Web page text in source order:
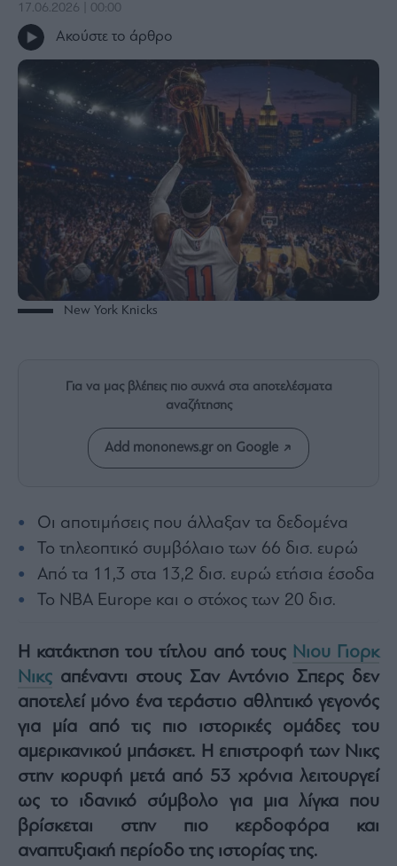
301
My
Story
Media
Winners
Επι-
θετικά
ESG
Today
Mononews2030
Άρθρα
Life
&
Design
Fashion
Art
Watches
Yachts
Table
For
Two
17.06.2026 | 00:00
Ακούστε το άρθρο
New York Knicks
Για να μας βλέπεις πιο συχνά στα αποτελέσματα
αναζήτησης
Add mononews.gr on Google
Οι αποτιμήσεις που άλλαξαν τα δεδομένα
Το τηλεοπτικό συμβόλαιο των 66 δισ. ευρώ
Από τα 11,3 στα 13,2 δισ. ευρώ ετήσια έσοδα
Το NBA Europe και ο στόχος των 20 δισ.
Η κατάκτηση του τίτλου από τους Νιου Γιορκ
Νικς απέναντι στους Σαν Αντόνιο Σπερς δεν
αποτελεί μόνο ένα τεράστιο αθλητικό γεγονός
για μία από τις πιο ιστορικές ομάδες του
αμερικανικού μπάσκετ. Η επιστροφή των Νικς
στην κορυφή μετά από 53 χρόνια λειτουργεί
ως το ιδανικό σύμβολο για μια λίγκα που
βρίσκεται στην πιο κερδοφόρα και
αναπτυξιακή περίοδο της ιστορίας της.